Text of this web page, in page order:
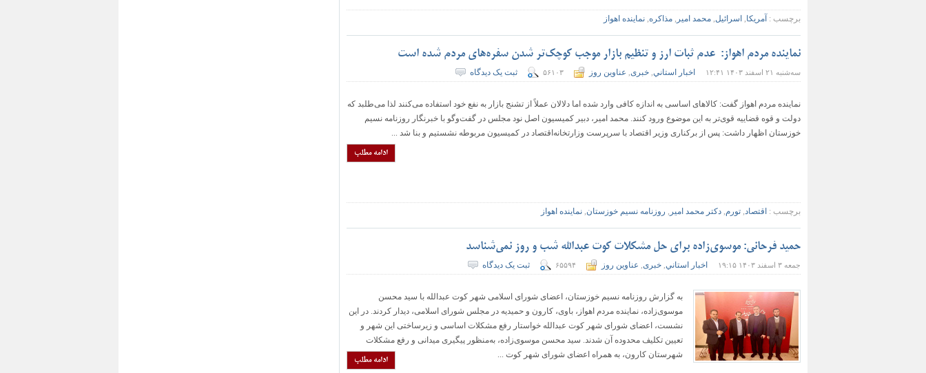
برچسب : آمریکا, اسرائیل, محمد امیر , مذاکره, نماینده اهواز
نماینده مردم اهواز: عدم ثبات ارز و تنظیم بازار موجب کوچک‌تر شدن سفره‌های مردم شده است
سه‌شنبه ۲۱ اسفند ۱۴۰۳ ۱۲:۴۱ اخبار استاني خبری عناوین روز ۵۶۱۰۳ ثبت یک دیدگاه
نماینده مردم اهواز گفت: کالاهای اساسی به اندازه کافی وارد شده اما دلالان عملاً از تشنج بازار به نفع خود استفاده می‌کنند لذا می‌طلبد که
دولت و قوه قضاییه قوی‌تر به این موضوع ورود کنند. محمد امیر، دبیر کمیسیون اصل نود مجلس در گفت‌وگو با خبرنگار روزنامه نسیم
خوزستان اظهار داشت: پس از برکناری وزیر اقتصاد با سرپرست وزارتخانه‌اقتصاد در کمیسیون مربوطه نشستیم و بنا شد ...
ادامه مطلب
برچسب : اقتصاد, تورم, دکتر محمد امیر , روزنامه نسيم خوزستان, نماینده اهواز
حمید فرحانی: موسوی‌زاده برای حل مشکلات کوت عبدالله شب و روز نمی‌شناسد
جمعه ۳ اسفند ۱۴۰۳ ۱۹:۱۵ اخبار استاني خبری عناوین روز ۶۵۵۹۴ ثبت یک دیدگاه
به گزارش روزنامه نسیم خوزستان، اعضای شورای اسلامی شهر کوت عبدالله با سید محسن
موسوی‌زاده، نماینده مردم اهواز، باوی، کارون و حمیدیه در مجلس شورای اسلامی، دیدار کردند. در این
نشست، اعضای شورای شهر کوت عبدالله خواستار رفع مشکلات اساسی و زیرساختی این شهر و
تعیین تکلیف محدوده آن شدند. سید محسن موسوی‌زاده، به‌منظور پیگیری میدانی و رفع مشکلات
شهرستان کارون، به همراه اعضای شورای شهر کوت ...
ادامه مطلب